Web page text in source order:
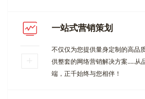
一站式营销策划
不仅仅为您提供量身定制的高品
供整套的网络营销解决方案.....从
端，正千始终与您相伴！